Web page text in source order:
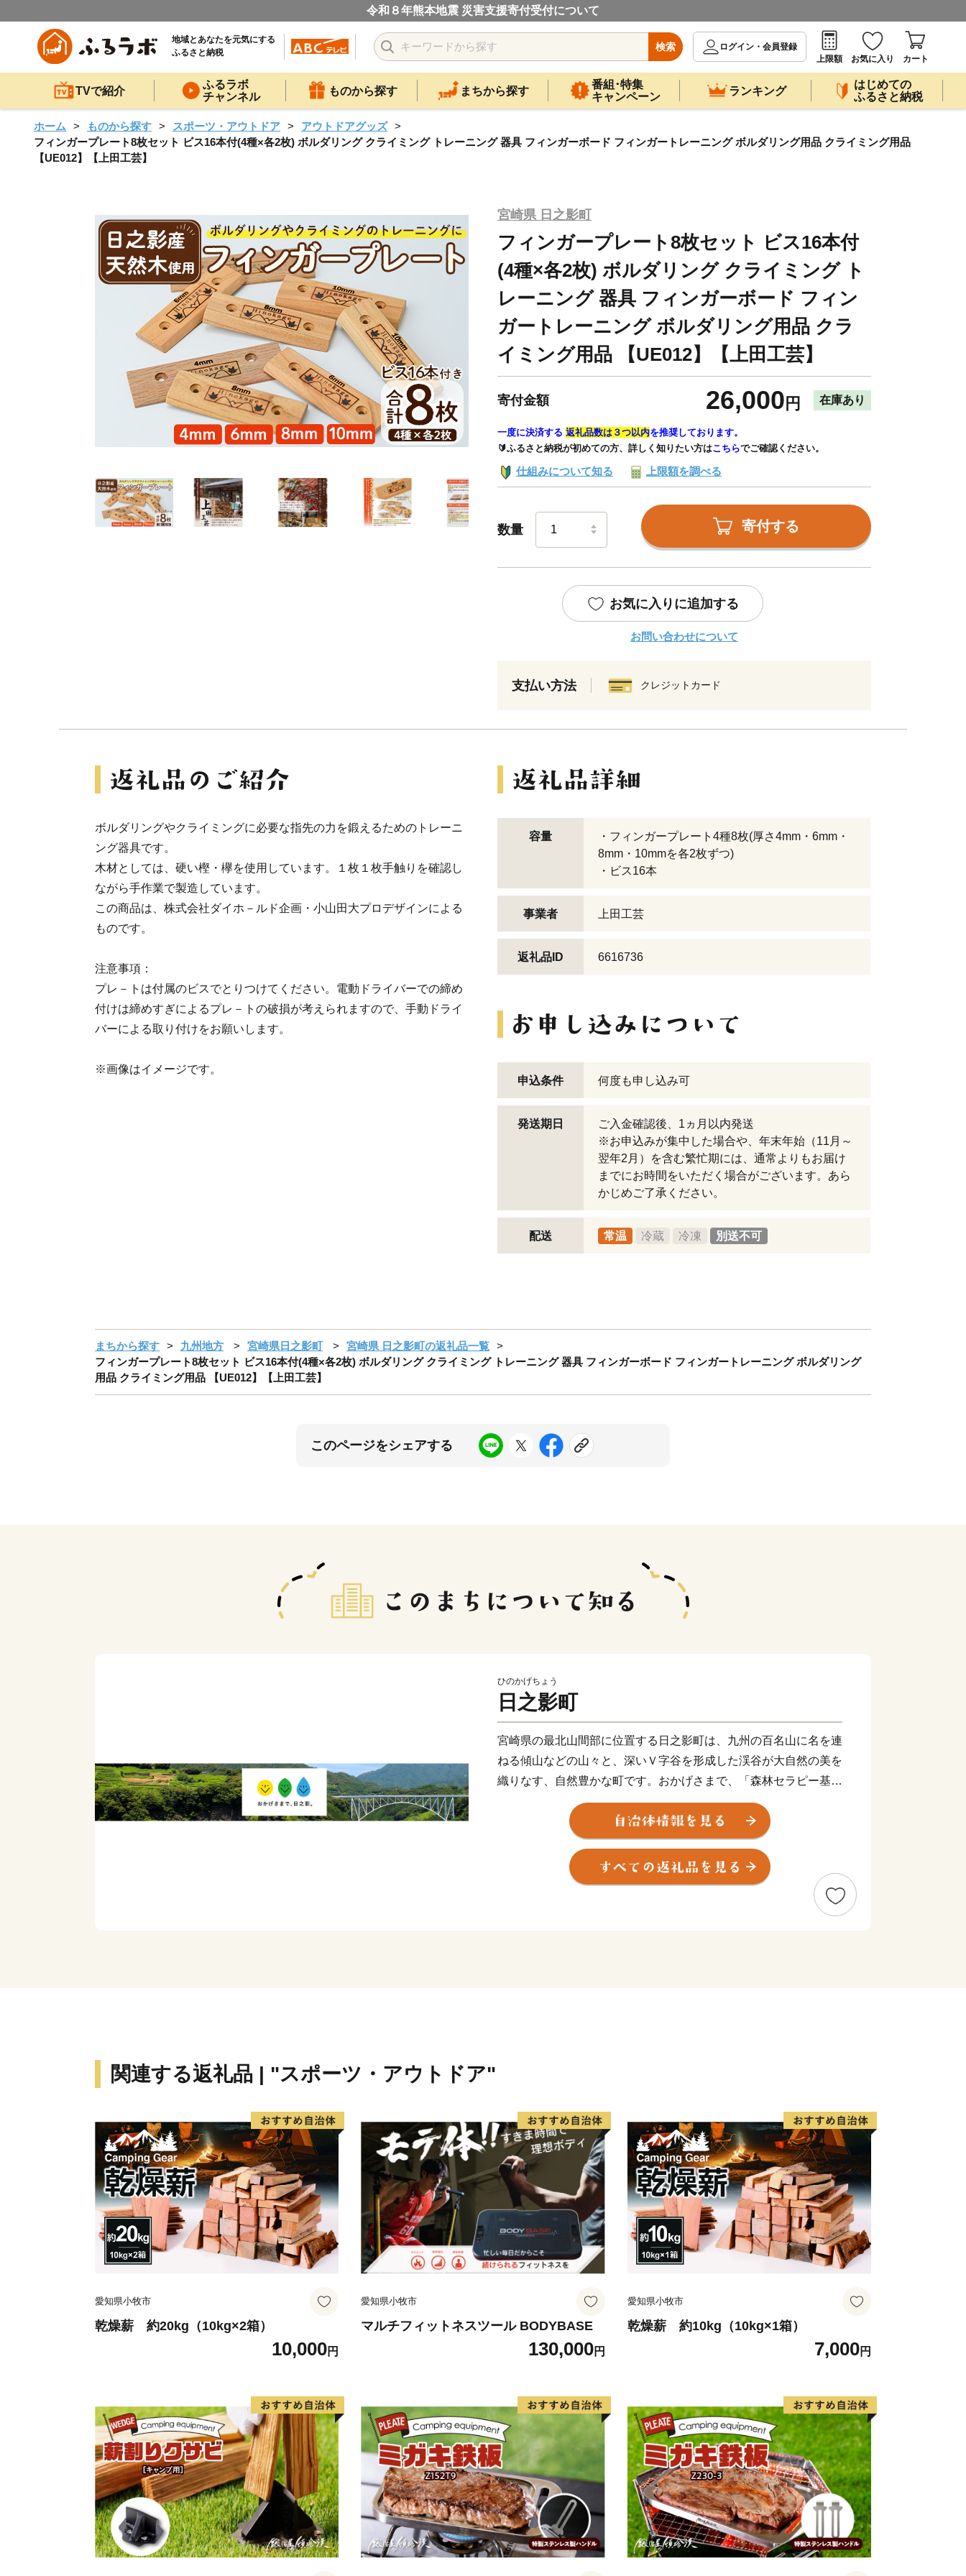
令和８年熊本地震 災害支援寄付受付について
地域とあなたを元気にする
ふるさと納税
検索
ログイン・会員登録
上限額
お気に入り カート
TVで紹介
ふるラボ
チャンネル
ものから探す まちから探す
番組･特集
キャンペーン
ランキング
はじめての
ふるさと納税
ホーム ものから探す スポーツ・アウトドア
アウトドアグッズ
フィンガープレート8枚セット ビス16本付(4種×各2枚) ボルダリング クライミング トレーニング 器具 フィンガーボード フィンガートレーニング ボルダリング用品 クライミング用品
【UE012】【上田工芸】
宮崎県 日之影町
フィンガープレート8枚セット ビス16本付
(4種×各2枚) ボルダリング クライミング ト
レーニング 器具 フィンガーボード フィン
ガートレーニング ボルダリング用品 クラ
イミング用品 【UE012】【上田工芸】
寄付金額 26,000 円 在庫あり
一度に決済する 返礼品数は３つ以内を推奨しております。
🔰ふるさと納税が初めての方、詳しく知りたい方はこちらでご確認ください。
仕組みについて知る 上限額を調べる
数量 寄付する
お気に入りに追加する
お問い合わせについて
支払い方法 クレジットカード
ボルダリングやクライミングに必要な指先の力を鍛えるためのトレーニ
ング器具です。
木材としては、硬い樫・欅を使用しています。１枚１枚手触りを確認し
ながら手作業で製造しています。
この商品は、株式会社ダイホ－ルド企画・小山田大プロデザインによる
ものです。
注意事項：
プレ－トは付属のビスでとりつけてください。電動ドライバーでの締め
付けは締めすぎによるプレ－トの破損が考えられますので、手動ドライ
バーによる取り付けをお願いします。
※画像はイメージです。
容量
・フィンガープレート4種8枚(厚さ4mm・6mm・
8mm・10mmを各2枚ずつ)
・ビス16本
事業者 上田工芸
返礼品ID 6616736
申込条件 何度も申し込み可
発送期日
ご入金確認後、1ヵ月以内発送
※お申込みが集中した場合や、年末年始（11月～
翌年2月）を含む繁忙期には、通常よりもお届け
までにお時間をいただく場合がございます。あら
かじめご了承ください。
配送 常温 冷蔵 冷凍 別送不可
まちから探す 九州地方 宮崎県日之影町
宮崎県 日之影町の返礼品一覧
フィンガープレート8枚セット ビス16本付(4種×各2枚) ボルダリング クライミング トレーニング 器具 フィンガーボード フィンガートレーニング ボルダリング
用品 クライミング用品 【UE012】【上田工芸】
このページをシェアする
ひのかげちょう
日之影町
宮崎県の最北山間部に位置する日之影町は、九州の百名山に名を連
ねる傾山などの山々と、深いＶ字谷を形成した渓谷が大自然の美を
織りなす、自然豊かな町です。おかげさまで、「森林セラピー基
地」として、森の癒しを求め町内外から多くの人にウォーキングロ
ードの利用を頂いているところであります。
先代が築き上げたこの大地で、現在作られている「日之影ブランド
産」を全国の皆様にお届けできることを大変嬉しく思います。是非
とも本町を応援していただき『ふるさと日之影』をよろしくお願い
関連する返礼品 | "スポーツ・アウトドア"
愛知県小牧市
乾燥薪 約20kg（10kg×2箱）
10,000円
愛知県小牧市
マルチフィットネスツール BODYBASE
130,000円
愛知県小牧市
乾燥薪 約10kg（10kg×1箱）
7,000円